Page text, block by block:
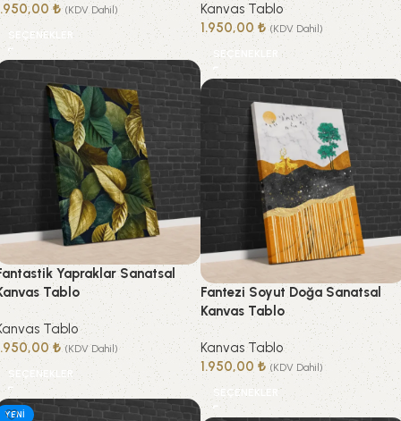
₺ (KDV Dahil)
SEÇENEKLER
Kanvas Tablo
1.950,00 ₺ (KDV Dahil)
SEÇENEKLER
Yapraklar Sanatsal
Tablo
Tablo
₺ (KDV Dahil)
SEÇENEKLER
Fantezi Soyut Doğa Sanatsal
Kanvas Tablo
Kanvas Tablo
1.950,00₺ (KDV Dahil)
SEÇENEKLER
YENI